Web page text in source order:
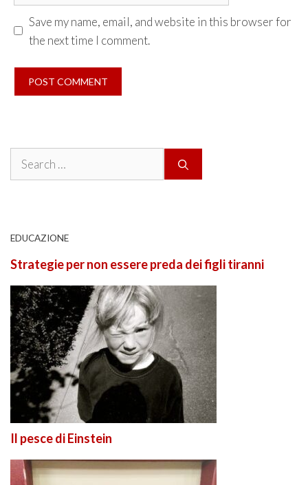
Save my name, email, and website in this browser for
the next time I comment.
Search
EDUCAZIONE
Strategie per non essere preda dei figli tiranni
Il pesce di Einstein